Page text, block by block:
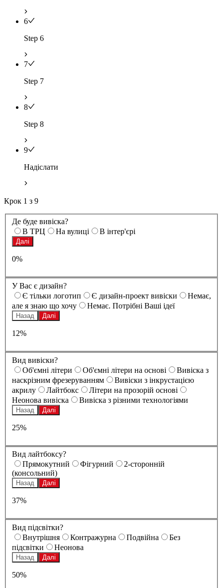
6
Step 6
7
Step 7
8
Step 8
9
Надіслати
Крок 1 з 9
Де буде вивіска?
В ТРЦ
На вулиці В інтер'єрі
Далі
0%
У Вас є дизайн?
Є тільки логотип
Є дизайн-проект вивіски
Немає,
але я знаю що хочу
Немає. Потрібні Ваші ідеї
Назад Далі
12%
Вид вивіски?
Oб'ємні літери
Oб'ємні літери на основі
Вивіска з
наскрізним фрезеруванням
Вивіски з інкрустацією
акрилу
Лайтбокс
Літери на прозорій основі
Неонова вивіска
Вивіска з різними технологіями
Назад Далі
25%
Вид лайтбоксу?
Прямокутний
Фігурний
2-сторонній
(консольний)
Назад Далі
37%
Вид підсвітки?
Внутрішня
Контражурна Подвійна
Без
підсвітки
Неонова
Назад Далі
50%